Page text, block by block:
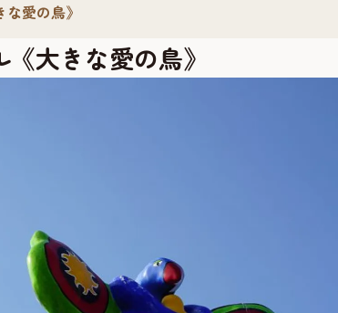
愛の鳥》
大きな愛の鳥》